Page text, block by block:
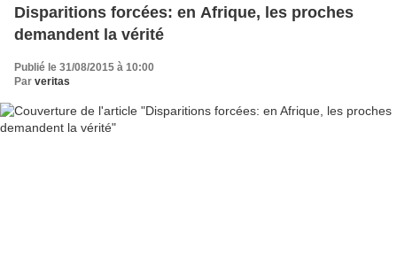
Disparitions forcées: en Afrique, les proches
demandent la vérité
Publié le 31/08/2015 à 10:00
Par veritas